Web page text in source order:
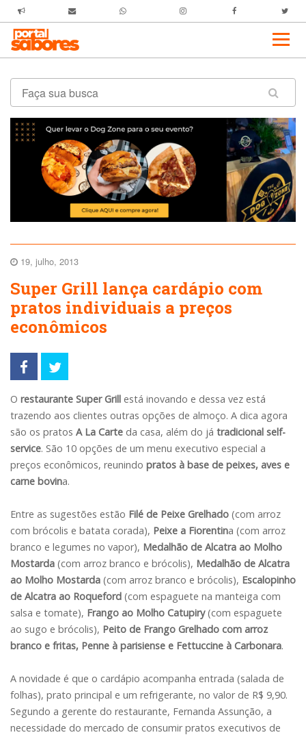
19, julho, 2013
Super Grill lança cardápio com
pratos individuais a preços
econômicos
O restaurante Super Grill está inovando e dessa vez está
trazendo aos clientes outras opções de almoço. A dica agora
são os pratos A La Carte da casa, além do já tradicional self-
service. São 10 opções de um menu executivo especial a
preços econômicos, reunindo pratos à base de peixes, aves e
carne bovina.
Entre as sugestões estão Filé de Peixe Grelhado (com arroz
com brócolis e batata corada), Peixe a Fiorentina (com arroz
branco e legumes no vapor), Medalhão de Alcatra ao Molho
Mostarda (com arroz branco e brócolis), Medalhão de Alcatra
ao Molho Mostarda (com arroz branco e brócolis), Escalopinho
de Alcatra ao Roqueford (com espaguete na manteiga com
salsa e tomate), Frango ao Molho Catupiry(com espaguete
ao sugo e brócolis), Peito de Frango Grelhado com arroz
branco e fritas, Penne à parisiense e Fettuccine à Carbonara.
A novidade é que o cardápio acompanha entrada (salada de
folhas), prato principal e um refrigerante, no valor de R$ 9,90.
Segundo a gerente do restaurante, Fernanda Assunção, a
necessidade do mercado de consumir pratos executivos de